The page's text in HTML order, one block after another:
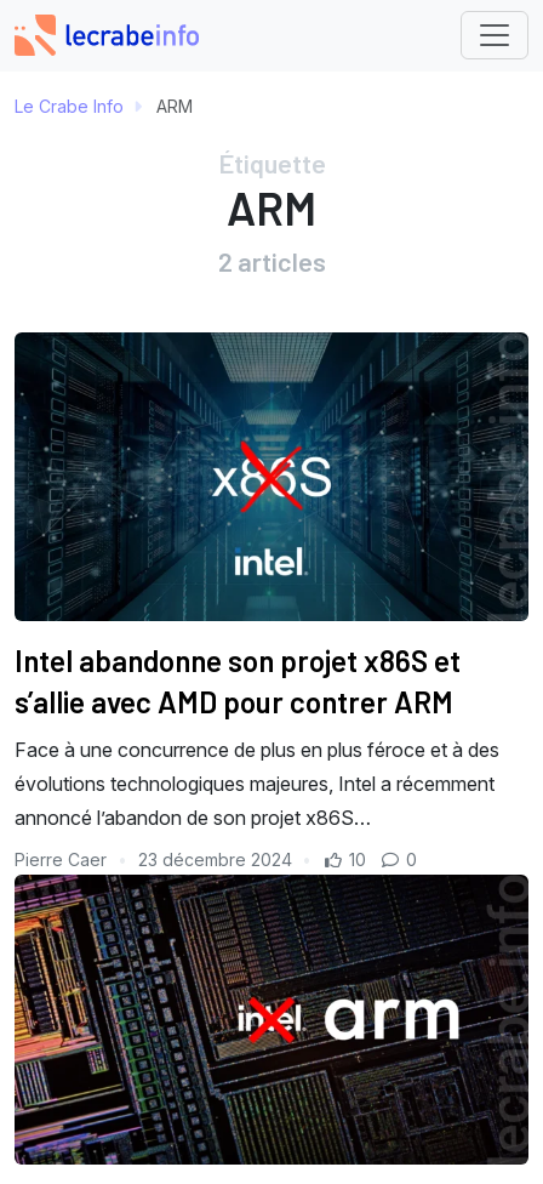
Le Crabe Info ARM
Étiquette
ARM
2 articles
Intel abandonne son projet x86S et
s’allie avec AMD pour contrer ARM
Face à une concurrence de plus en plus féroce et à des
évolutions technologiques majeures, Intel a récemment
annoncé l’abandon de son projet x86S…
Pierre Caer 23 décembre 2024 10 0